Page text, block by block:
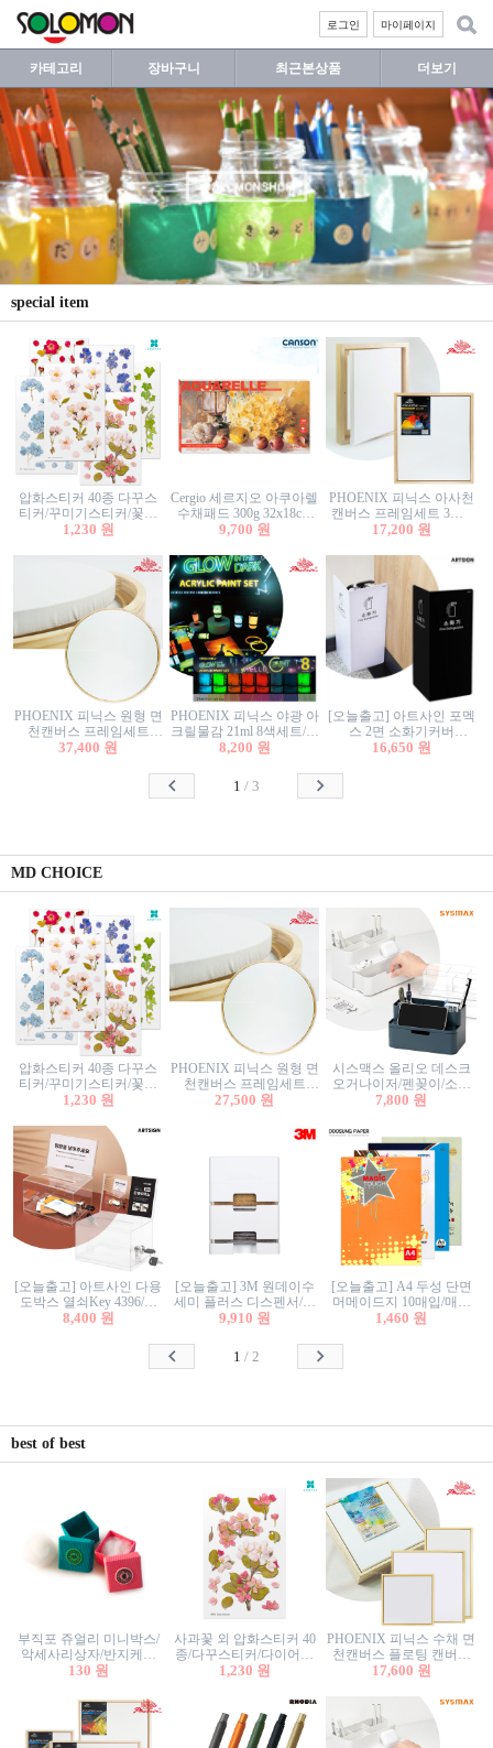
마이페이지
로그인
카테고리 장바구니 최근본상품 더보기
special item
압화스티커 40종 다꾸스
티커/꾸미기스티커/꽃스
티커/압화꽃책갈피/팬시
1,230 원
Cergio 세르지오 아쿠아렐
수채패드 300g 32x18cm
12매 1면제본
9,700 원
PHOENIX 피닉스 아사천
캔버스 프레임세트 3호F
27.3x22cm 캔버스와 올림
17,200 원
PHOENIX 피닉스 원형 면
천캔버스 프레임세트
40cm/원형캔버스/플로팅
37,400 원
PHOENIX 피닉스 야광 아
크릴물감 21ml 8색세트/야
광물감
8,200 원
[오늘출고] 아트사인 포멕
스 2면 소화기커버
1470/1471/소화기커버/소
함/소화기거치대/소화기
16,650 원
1 / 3
MD CHOICE
압화스티커 40종 다꾸스
티커/꾸미기스티커/꽃스
티커/압화꽃책갈피/팬시
1,230 원
PHOENIX 피닉스 원형 면
천캔버스 프레임세트
30cm/원형캔버스/플로팅
27,500 원
시스맥스 올리오 데스크
오거나이저/펜꽂이/소품
꽂이/소품함/정리함/수납
7,800 원
[오늘출고] 아트사인 다용
도박스 열쇠Key 4396/투
표함/건의함/모금함/응모
8,400 원
[오늘출고] 3M 원데이수
세미 플러스 디스펜서/소
프트수세미5매+강력수세
9,910 원
[오늘출고] A4 두성 단면
머메이드지 10매입/매직
터치/색지/색상지/색복사
칼라색지/고급복사지
1,460 원
1 / 2
best of best
부직포 쥬얼리 미니박스/
악세사리상자/반지케이
스/반지상자/귀걸이상자/
130 원
사과꽃 외 압화스티커 40
종/다꾸스티커/다이어리
꾸미기/꽃스티커/자연물
1,230 원
PHOENIX 피닉스 수채 면
천캔버스 플로팅 캔버스
프레임세트 30x30cm/액자
17,600 원